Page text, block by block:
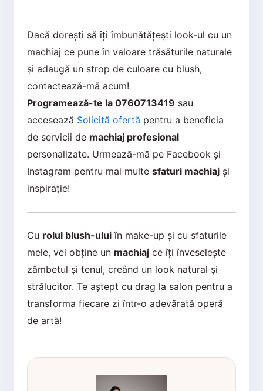
Dacă dorești să îți îmbunătățești look-ul cu un
machiaj ce pune în valoare trăsăturile naturale
și adaugă un strop de culoare cu blush,
contactează-mă acum!
Programează-te la 0760713419 sau
accesează Solicită ofertă pentru a beneficia
de servicii de machiaj profesional
personalizate. Urmează-mă pe Facebook și
Instagram pentru mai multe sfaturi machiajși
inspirație!
Cu rolul blush-uluiîn make-up și cu sfaturile
mele, vei obține un machiajce îți înveselește
zâmbetul și tenul, creând un look natural și
strălucitor. Te aștept cu drag la salon pentru a
transforma fiecare zi într-o adevărată operă
de artă!